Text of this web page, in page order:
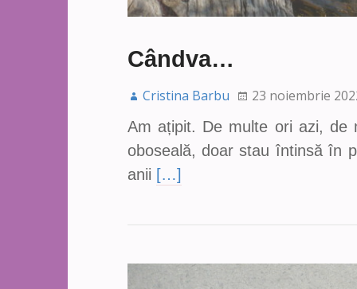
Cândva…
Cristina Barbu
23 noiembrie
Am ațipit. De multe ori azi,
oboseală, doar stau întinsă în
anii […]